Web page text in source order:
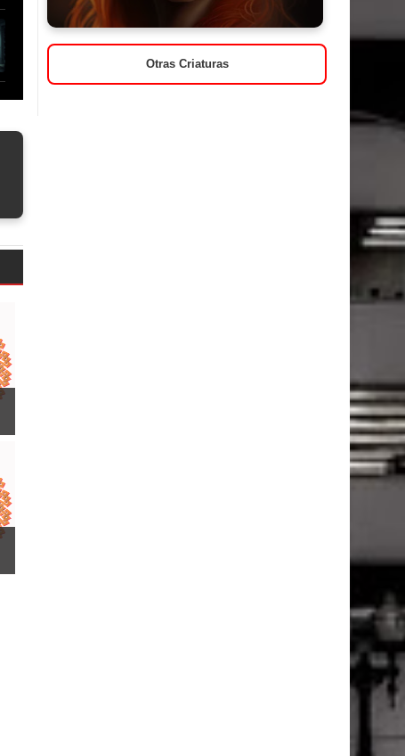
Otras Criaturas